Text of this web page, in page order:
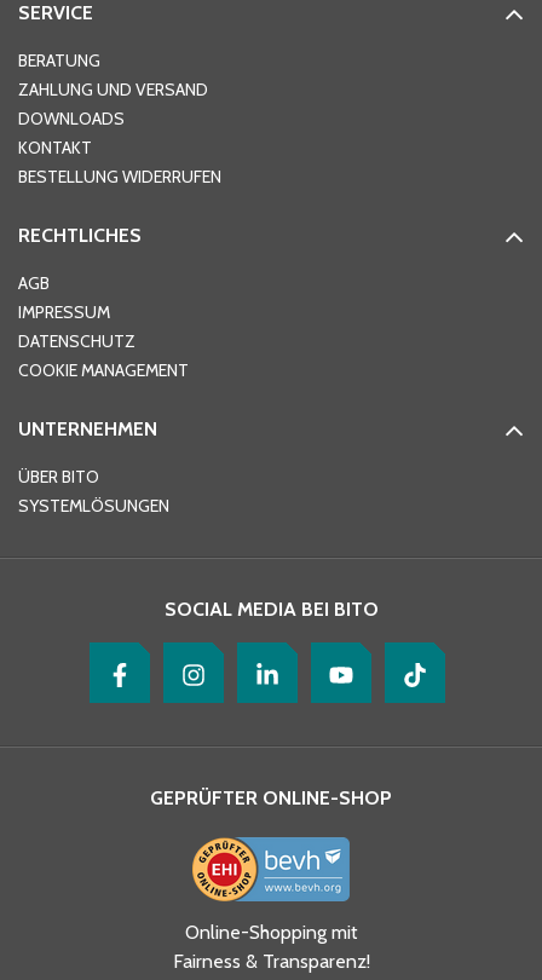
SERVICE
BERATUNG
ZAHLUNG UND VERSAND
DOWNLOADS
KONTAKT
BESTELLUNG WIDERRUFEN
RECHTLICHES
AGB
IMPRESSUM
DATENSCHUTZ
COOKIE MANAGEMENT
UNTERNEHMEN
ÜBER BITO
SYSTEMLÖSUNGEN
SOCIAL MEDIA BEI BITO
GEPRÜFTER ONLINE-SHOP
Online-Shopping mit
Fairness & Transparenz!